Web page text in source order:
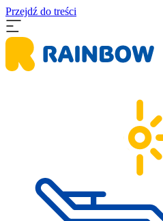
Przejdź do treści